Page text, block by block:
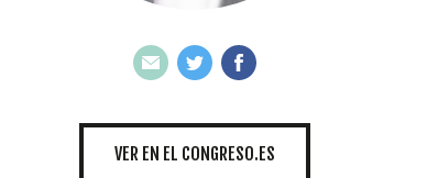
INICIATIVAS
TEMÁTICAS
VER EN EL CONGRESO.ES